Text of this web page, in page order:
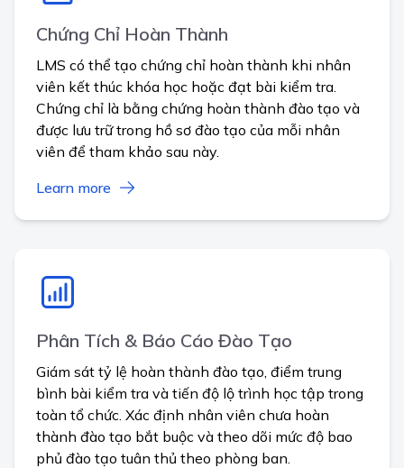
Chứng Chỉ Hoàn Thành
LMS có thể tạo chứng chỉ hoàn thành khi nhân
viên kết thúc khóa học hoặc đạt bài kiểm tra.
Chứng chỉ là bằng chứng hoàn thành đào tạo và
được lưu trữ trong hồ sơ đào tạo của mỗi nhân
viên để tham khảo sau này.
Learn more
Phân Tích & Báo Cáo Đào Tạo
Giám sát tỷ lệ hoàn thành đào tạo, điểm trung
bình bài kiểm tra và tiến độ lộ trình học tập trong
toàn tổ chức. Xác định nhân viên chưa hoàn
thành đào tạo bắt buộc và theo dõi mức độ bao
phủ đào tạo tuân thủ theo phòng ban.